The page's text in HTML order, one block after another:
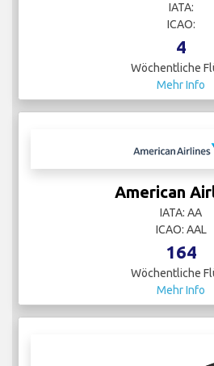
IATA:
ICAO:
4
Wöchentliche
Mehr Info
American
IATA: AA
ICAO: AAL
164
Wöchentliche
Mehr Info